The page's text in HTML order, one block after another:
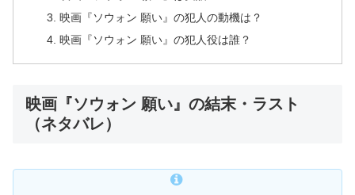
映画『ソウォン 願い』の犯人の動機は？
映画『ソウォン 願い』の犯人役は誰？
映画『ソウォン 願い』の結末・ラスト
（ネタバレ）